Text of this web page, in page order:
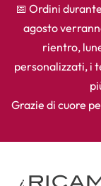
📅 Ordini
agosto
rientro,
personalizzati, i
Grazie di cuore